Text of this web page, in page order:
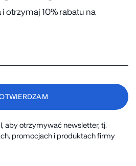
otrzymaj 10% rabatu na
aby otrzymywać newsletter, tj.
promocjach i produktach firmy